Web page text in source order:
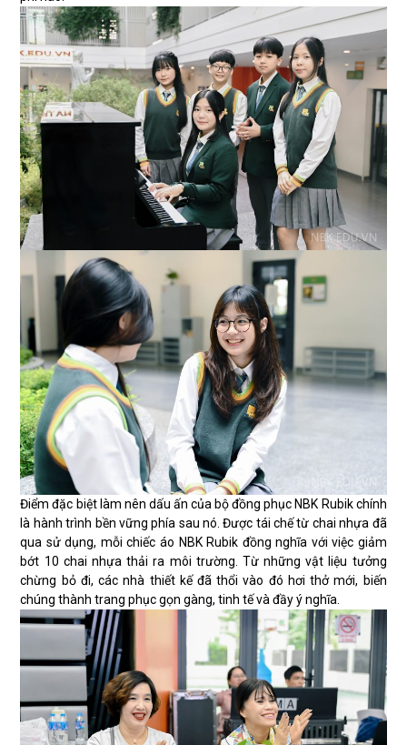
Điểm đặc biệt làm nên dấu ấn của bộ đồng phục NBK Rubik chính
là hành trình bền vững phía sau nó. Được tái chế từ chai nhựa đã
qua sử dụng, mỗi chiếc áo NBK Rubik đồng nghĩa với việc giảm
bớt 10 chai nhựa thải ra môi trường. Từ những vật liệu tưởng
chừng bỏ đi, các nhà thiết kế đã thổi vào đó hơi thở mới, biến
chúng thành trang phục gọn gàng, tinh tế và đầy ý nghĩa.